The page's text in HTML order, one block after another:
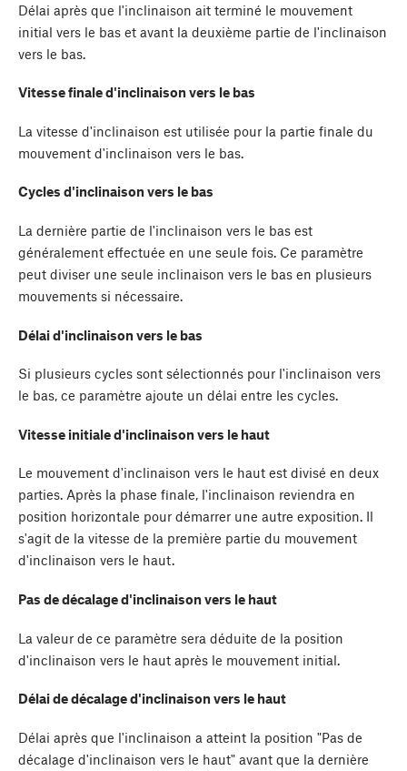
Délai après que l'inclinaison ait terminé le mouvement
initial vers le bas et avant la deuxième partie de l'inclinaison
vers le bas.
Vitesse finale d'inclinaison vers le bas
La vitesse d'inclinaison est utilisée pour la partie finale du
mouvement d'inclinaison vers le bas.
Cycles d'inclinaison vers le bas
La dernière partie de l'inclinaison vers le bas est
généralement effectuée en une seule fois. Ce paramètre
peut diviser une seule inclinaison vers le bas en plusieurs
mouvements si nécessaire.
Délai d'inclinaison vers le bas
Si plusieurs cycles sont sélectionnés pour l'inclinaison vers
le bas, ce paramètre ajoute un délai entre les cycles.
Vitesse initiale d'inclinaison vers le haut
Le mouvement d'inclinaison vers le haut est divisé en deux
parties. Après la phase finale, l'inclinaison reviendra en
position horizontale pour démarrer une autre exposition. Il
s'agit de la vitesse de la première partie du mouvement
d'inclinaison vers le haut.
Pas de décalage d'inclinaison vers le haut
La valeur de ce paramètre sera déduite de la position
d'inclinaison vers le haut après le mouvement initial.
Délai de décalage d'inclinaison vers le haut
Délai après que l'inclinaison a atteint la position "Pas de
décalage d'inclinaison vers le haut" avant que la dernière